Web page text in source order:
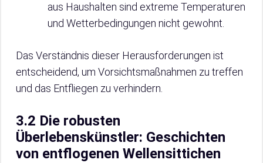
aus Haushalten sind extreme Temperaturen
und Wetterbedingungen nicht gewohnt.
Das Verständnis dieser Herausforderungen ist
entscheidend, um Vorsichtsmaßnahmen zu treffen
und das Entfliegen zu verhindern.
3.2 Die robusten
Überlebenskünstler: Geschichten
von entflogenen Wellensittichen